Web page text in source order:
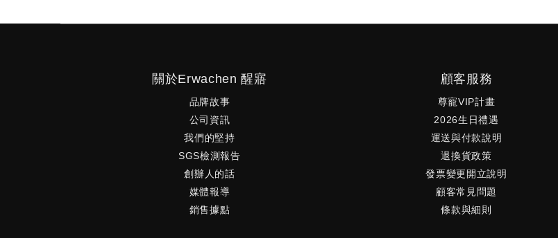
關於Erwachen 醒寤
品牌故事
公司資訊
我們的堅持
SGS檢測報告
創辦人的話
媒體報導
銷售據點
顧客服務
尊寵VIP計畫
2026生日禮遇
運送與付款說明
退換貨政策
發票變更開立說明
顧客常見問題
條款與細則